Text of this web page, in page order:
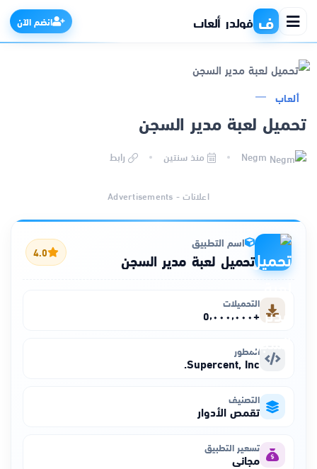
ف فولدر ألعاب انضم الآن
التطبيقات
ذكاء اصطناعي
ألعاب
تحميل لعبة مدير السجن
منذ سنتين رابط
اعلانات - Advertisements
اسم التطبيق
تحميل لعبة مدير السجن 4.0
التحميلات
+٥٬٠٠٠٬٠٠٠
المطور
Supercent, Inc.
التصنيف
تقمص الأدوار
تسعير التطبيق
مجاني